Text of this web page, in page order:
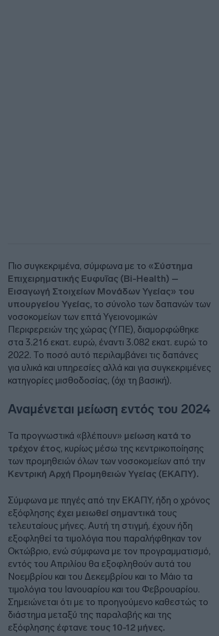
Πιο συγκεκριμένα, σύμφωνα με το «Σύστημα
Επιχειρηματικής Ευφυΐας (Bi-Health) –
Εισαγωγή Στοιχείων Μονάδων Υγείας» του
υπουργείου Υγείας, το σύνολο των δαπανών των
νοσοκομείων των επτά Υγειονομικών
Περιφερειών της χώρας (ΥΠΕ), διαμορφώθηκε
στα 3.216 εκατ. ευρώ, έναντι 3.082 εκατ. ευρώ το
2022. Το ποσό αυτό περιλαμβάνει τις δαπάνες
για υλικά και υπηρεσίες αλλά και για συγκεκριμένες
κατηγορίες μισθοδοσίας, (όχι τη βασική).
Αναμένεται μείωση εντός του 2024
Τα προγνωστικά «βλέπουν» μείωση κατά το
τρέχον έτος, κυρίως μέσω της κεντρικοποίησης
των προμηθειών όλων των νοσοκομείων από την
Κεντρική Αρχή Προμηθειών Υγείας (ΕΚΑΠΥ).
Σύμφωνα με πηγές από την ΕΚΑΠΥ, ήδη ο χρόνος
εξόφλησης έχει μειωθεί σημαντικά τους
τελευταίους μήνες. Αυτή τη στιγμή, έχουν ήδη
εξοφληθεί τα τιμολόγια που παραλήφθηκαν τον
Οκτώβριο, ενώ σύμφωνα με τον προγραμματισμό,
εντός του Απριλίου θα εξοφληθούν αυτά του
Νοεμβρίου και του Δεκεμβρίου και το Μάιο τα
τιμολόγια του Ιανουαρίου και του Φεβρουαρίου.
Σημειώνεται ότι με το προηγούμενο καθεστώς το
διάστημα μεταξύ της παραλαβής και της
εξόφλησης έφτανε τους 10-12 μήνες.